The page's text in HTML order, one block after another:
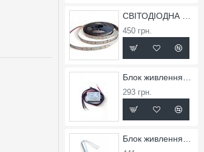
450 грн.
293 грн.